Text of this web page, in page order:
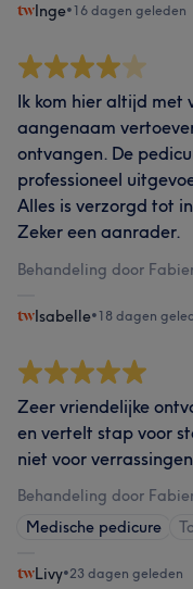
Inge•16 dagen geleden
Ik kom hier altijd met
aangenaam
ontvangen. De
professioneel
Alles is verzorgd tot
Zeker een aanrader.
Behandeling door
Isabelle•18 dagen
Zeer vriendelijke
en vertelt stap voor
niet voor
Behandeling door
Medische pedicure
Livy•23 dagen geleden